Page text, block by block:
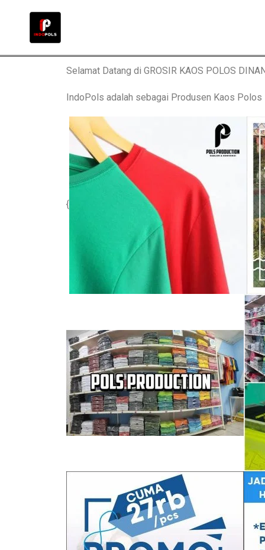
Selamat Datang di GROSIR KAOS POLOS
IndoPols adalah sebagai Produsen Kaos Polos
{